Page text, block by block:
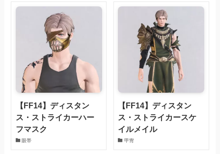
【FF14】ディスタン
ス・ストライカーハー
フマスク
眼帯
【FF14】ディスタン
ス・ストライカースケ
イルメイル
甲冑